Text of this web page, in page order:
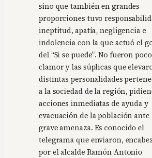
sino que también en grandes
proporciones tuvo
ineptitud, apatía, negligencia e
indolencia con la que actuó el
del “Si se puede”. No fueron
clamor y las súplicas que
distintas personalidades
a la sociedad de la región,
acciones inmediatas de ayuda y
evacuación de la población ante
grave amenaza. Es conocido el
telegrama que enviaron,
por el alcalde Ramón Antonio